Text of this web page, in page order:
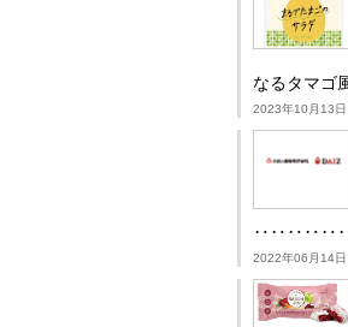
なるタマゴ
2023年10月13
2022年06月14